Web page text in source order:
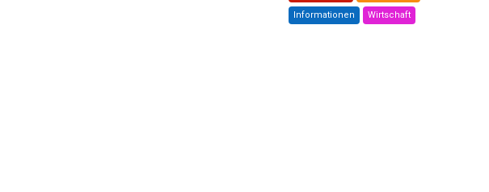
Informationen Wirtschaft